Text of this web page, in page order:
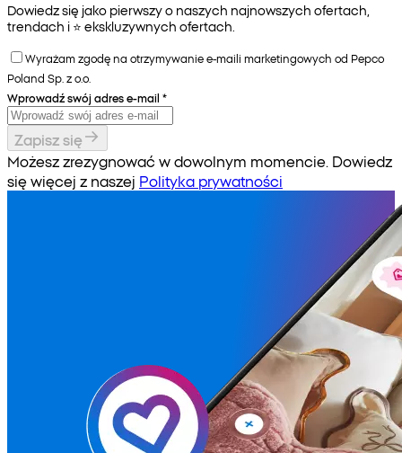
Dowiedz się jako pierwszy o naszych najnowszych ofertach,
trendach i ⭐️ ekskluzywnych ofertach.
Wyrażam zgodę na otrzymywanie e-maili marketingowych od Pepco
Poland Sp. z o.o.
Wprowadź swój adres e-mail *
Zapisz się
Możesz zrezygnować w dowolnym momencie. Dowiedz
się więcej z naszej Polityka prywatności